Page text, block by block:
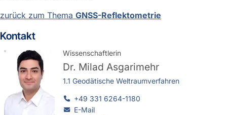
zurück zum Thema GNSS-Reflektometrie
Kontakt
Wissenschaftlerin
Dr. Milad Asgarimehr
1.1 Geodätische Weltraumverfahren
+49 331 6264-1180
E-Mail